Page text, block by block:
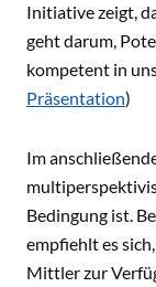
Initiative zeigt,
geht darum,
kompetent in
Präsentation)
Im
Bedingung ist.
empfiehlt es
Mittler zur